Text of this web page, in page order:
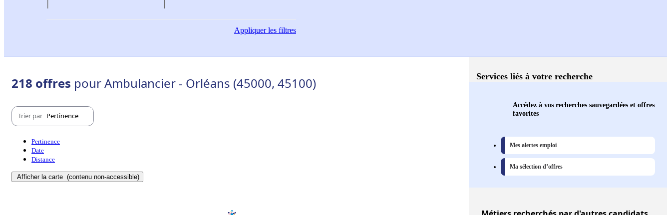
Appliquerles filtres
218 offres pour Ambulancier - Orléans (45000, 45100)
Trier par Pertinence
Pertinence
Date
Distance
Afficher la carte (contenu non-accessible)
Services liés à votre recherche
Accédez à vos recherches sauvegardées et offres
favorites
Mes alertes emploi
Ma sélection d’offres